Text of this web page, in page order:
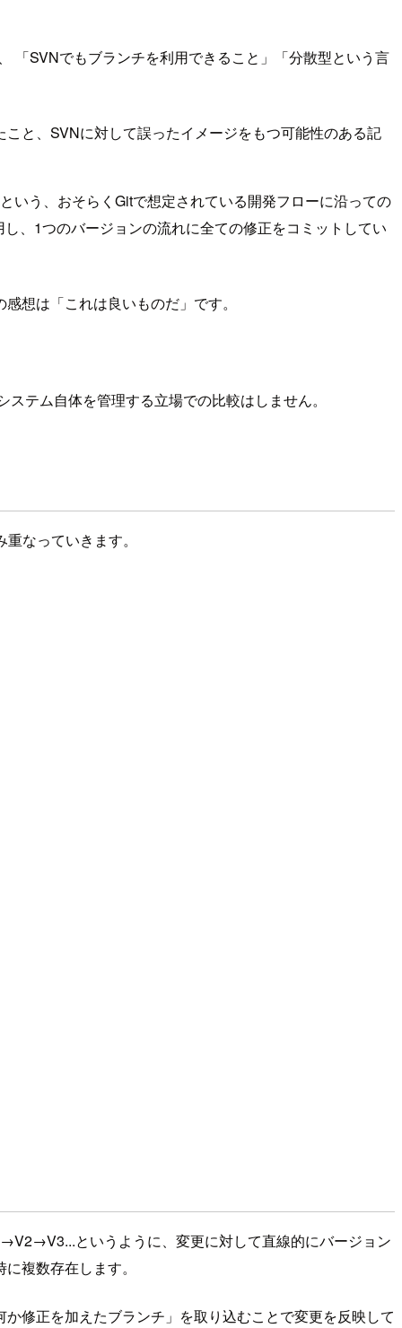
「SVNでもブランチを利用できること」「分散型という言
と、SVNに対して誤ったイメージをもつ可能性のある記
いう、おそらくGitで想定されている開発フローに沿っての
、1つのバージョンの流れに全ての修正をコミットしてい
想は「これは良いものだ」です。
テム自体を管理する立場での比較はしません。
なっていきます。
というように、変更に対して直線的にバージョン
複数存在します。
修正を加えたブランチ」を取り込むことで変更を反映して